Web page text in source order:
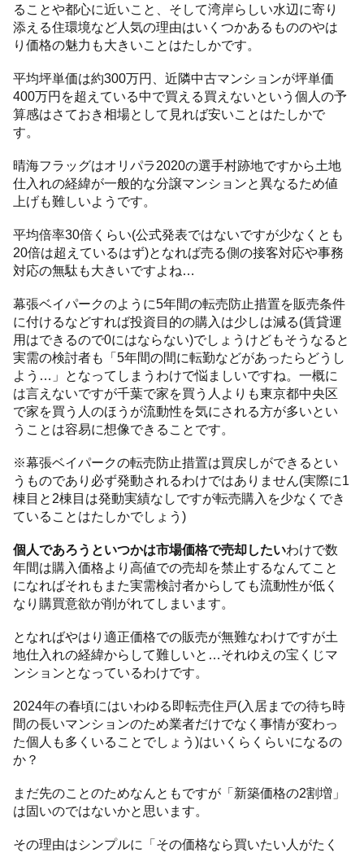
ることや都心に近いこと、そして湾岸らしい水辺に寄り
添える住環境など人気の理由はいくつかあるもののやは
り価格の魅力も大きいことはたしかです。
平均坪単価は約300万円、近隣中古マンションが坪単価
400万円を超えている中で買える買えないという個人の予
算感はさておき相場として見れば安いことはたしかで
す。
晴海フラッグはオリパラ2020の選手村跡地ですから土地
仕入れの経緯が一般的な分譲マンションと異なるため値
上げも難しいようです。
平均倍率30倍くらい(公式発表ではないですが少なくとも
20倍は超えているはず)となれば売る側の接客対応や事務
対応の無駄も大きいですよね…
幕張ベイパークのように5年間の転売防止措置を販売条件
に付けるなどすれば投資目的の購入は少しは減る(賃貸運
用はできるので0にはならない)でしょうけどもそうなると
実需の検討者も「5年間の間に転勤などがあったらどうし
よう…」となってしまうわけで悩ましいですね。一概に
は言えないですが千葉で家を買う人よりも東京都中央区
で家を買う人のほうが流動性を気にされる方が多いとい
うことは容易に想像できることです。
※幕張ベイパークの転売防止措置は買戻しができるとい
うものであり必ず発動されるわけではありません(実際に1
棟目と2棟目は発動実績なしですが転売購入を少なくでき
ていることはたしかでしょう)
個人であろうといつかは市場価格で売却したいわけで数
年間は購入価格より高値での売却を禁止するなんてこと
になればそれもまた実需検討者からしても流動性が低く
なり購買意欲が削がれてしまいます。
となればやはり適正価格での販売が無難なわけですが土
地仕入れの経緯からして難しいと…それゆえの宝くじマ
ンションとなっているわけです。
2024年の春頃にはいわゆる即転売住戸(入居までの待ち時
間の長いマンションのため業者だけでなく事情が変わっ
た個人も多くいることでしょう)はいくらくらいになるの
か？
まだ先のことのためなんともですが「新築価格の2割増」
は固いのではないかと思います。
その理由はシンプルに「その価格なら買いたい人がたく